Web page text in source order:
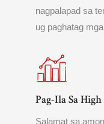
nagpalapad sa
ug paghatag
Pag-Ila Sa
Salamat sa